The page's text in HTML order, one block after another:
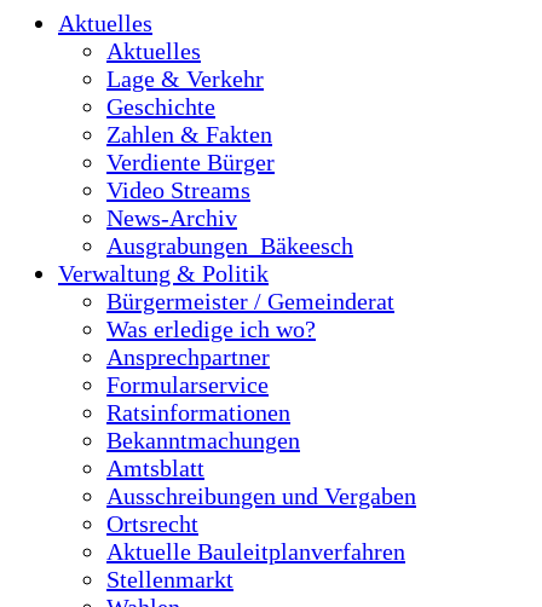
Aktuelles
Aktuelles
Lage & Verkehr
Geschichte
Zahlen & Fakten
Verdiente Bürger
Video Streams
News-Archiv
Ausgrabungen_Bäkeesch
Verwaltung & Politik
Bürgermeister / Gemeinderat
Was erledige ich wo?
Ansprechpartner
Formularservice
Ratsinformationen
Bekanntmachungen
Amtsblatt
Ausschreibungen und Vergaben
Ortsrecht
Aktuelle Bauleitplanverfahren
Stellenmarkt